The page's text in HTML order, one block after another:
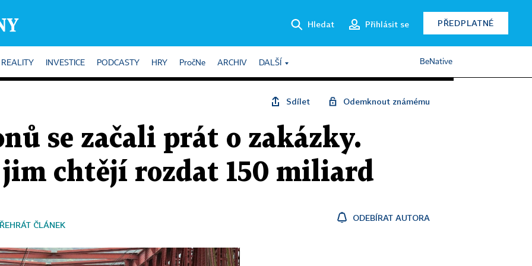
Hledat Přihlásit se PŘEDPLATNÉ
REALITY INVESTICE PODCASTY HRY PročNe ARCHIV DALŠÍ BeNative
Sdílet Odemknout známému
se začali prát o zakázky.
jim chtějí rozdat 150 miliard
ČLÁNEK
ODEBÍRAT AUTORA